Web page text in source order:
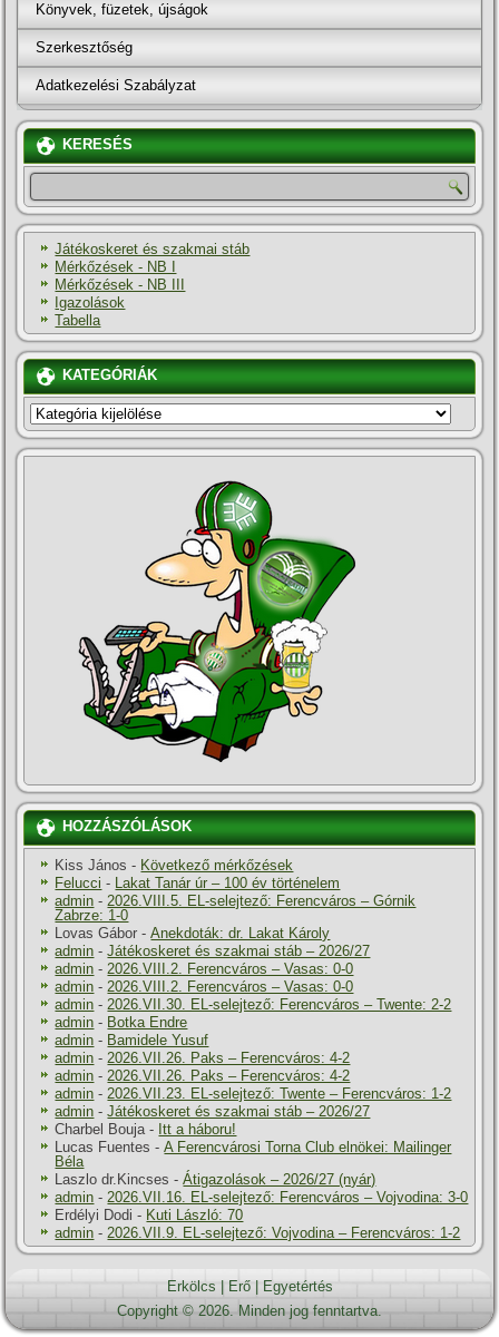
Könyvek, füzetek, újságok
Szerkesztőség
Adatkezelési Szabályzat
KERESÉS
Játékoskeret és szakmai stáb
Mérkőzések - NB I
Mérkőzések - NB III
Igazolások
Tabella
KATEGÓRIÁK
KATEGÓRIÁK
HOZZÁSZÓLÁSOK
Kiss János - Következő mérkőzések
Felucci - Lakat Tanár úr – 100 év történelem
admin -2026.VIII.5. EL-selejtező: Ferencváros – Górnik
Zabrze: 1-0
Lovas Gábor -Anekdoták: dr. Lakat Károly
admin -Játékoskeret és szakmai stáb – 2026/27
admin -2026.VIII.2. Ferencváros – Vasas: 0-0
admin -2026.VIII.2. Ferencváros – Vasas: 0-0
admin -2026.VII.30. EL-selejtező: Ferencváros – Twente: 2-2
admin - Botka Endre
admin - Bamidele Yusuf
admin -2026.VII.26. Paks – Ferencváros: 4-2
admin -2026.VII.26. Paks – Ferencváros: 4-2
admin -2026.VII.23. EL-selejtező: Twente – Ferencváros: 1-2
admin -Játékoskeret és szakmai stáb – 2026/27
Charbel Bouja- Itt a háboru!
Lucas Fuentes -A Ferencvárosi Torna Club elnökei: Mailinger
Béla
Laszlo dr.Kincses -Átigazolások – 2026/27 (nyár)
admin -2026.VII.16. EL-selejtező: Ferencváros – Vojvodina: 3-0
Erdélyi Dodi - Kuti László: 70
admin -2026.VII.9. EL-selejtező: Vojvodina – Ferencváros: 1-2
Erkölcs Erő|
Egyetértés
Copyright © 2026. Minden jog fenntartva.